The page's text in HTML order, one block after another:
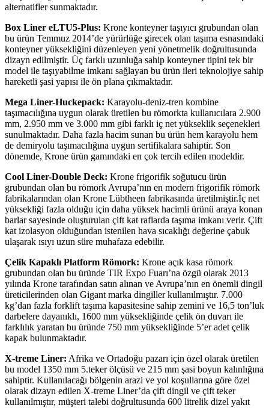
alternatifler sunmaktadır.
Box Liner eLTU5-Plus: Krone konteyner taşıyıcı grubundan olan
bu ürün Temmuz 2014’de yürürlüğe girecek olan taşıma esnasındaki
konteyner yüksekliğini düzenleyen yeni yönetmelik doğrultusunda
dizayn edilmiştir. Üç farklı uzunluğa sahip konteyner tipini tek bir
model ile taşıyabilme imkanı sağlayan bu ürün ileri teknolojiye sahip
hareketli şasi yapısı ile ön plana çıkmaktadır.
Mega Liner-Huckepack: Karayolu-deniz-tren kombine
taşımacılığına uygun olarak üretilen bu römorkta kullanıcılara 2.900
mm, 2.950 mm ve 3.000 mm gibi farklı iç net yükseklik seçenekleri
sunulmaktadır. Daha fazla hacim sunan bu ürün hem karayolu hem
de demiryolu taşımacılığına uygun sertifikalara sahiptir. Son
dönemde, Krone ürün gamındaki en çok tercih edilen modeldir.
Cool Liner-Double Deck: Krone frigorifik soğutucu ürün
grubundan olan bu römork Avrupa’nın en modern frigorifik römork
fabrikalarından olan Krone Lübtheen fabrikasında üretilmiştir.İç net
yüksekliği fazla olduğu için daha yüksek hacimli ürünü araya konan
barlar sayesinde oluşturulan çift kat raflarda taşıma imkanı verir. Çift
kat izolasyon olduğundan istenilen hava sıcaklığı değerine çabuk
ulaşarak ısıyı uzun süre muhafaza edebilir.
Çelik Kapaklı Platform Römork: Krone açık kasa römork
grubundan olan bu üründe TIR Expo Fuarı’na özgü olarak 2013
yılında Krone tarafından satın alınan ve Avrupa’nın en önemli dingil
üreticilerinden olan Gigant marka dingiller kullanılmıştır. 7.000
kg’dan fazla forklift taşıma kapasitesine sahip zemini ve 16,5 ton’luk
darbelere dayanıklı, 1600 mm yüksekliğinde çelik ön duvarı ile
farklılık yaratan bu üründe 750 mm yüksekliğinde 5’er adet çelik
kapak bulunmaktadır.
X-treme Liner: Afrika ve Ortadoğu pazarı için özel olarak üretilen
bu model 1350 mm 5.teker ölçüsü ve 215 mm şasi boyun kalınlığına
sahiptir. Kullanılacağı bölgenin arazi ve yol koşullarına göre özel
olarak dizayn edilen X-treme Liner’da çift dingil ve çift teker
kullanılmıştır, müşteri talebi doğrultusunda 600 litrelik dizel yakıt